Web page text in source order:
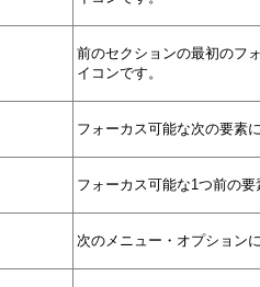
前のセクションの最初のフ
イコンです。
フォーカス可能な次の要素
フォーカス可能な1つ前の
次のメニュー・オプション